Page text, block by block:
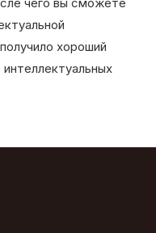
чего вы сможете
хороший